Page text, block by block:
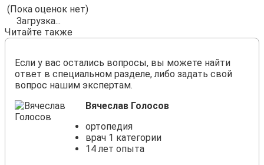
(Пока оценок нет)
Загрузка...
Читайте также
Если у вас остались вопросы, вы можете найти
ответ в специальном разделе, либо задать свой
вопрос нашим экспертам.
Вячеслав Голосов
ортопедия
врач 1 категории
14 лет опыта